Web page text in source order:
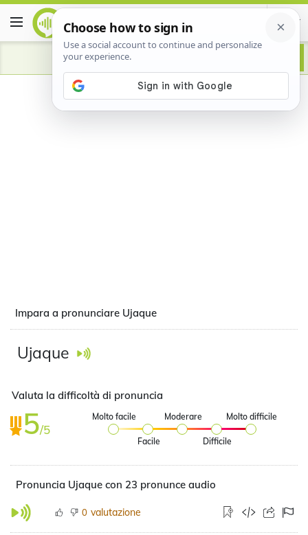
Advertisement
Impara a pronunciare Ujaque
Ujaque
Valuta la difficoltà di pronuncia
5/5
Molto facile
Facile
Moderare
Difficile
Molto difficile
Pronuncia Ujaque con 23 pronunce audio
0 valutazione